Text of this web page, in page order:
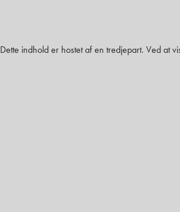
Dette indhold er hostet af en tredjepart. Ved at